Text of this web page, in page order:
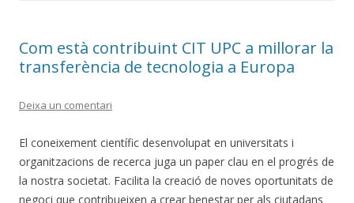
Com està contribuint CIT UPC a millorar la
transferència de tecnologia a Europa
Deixa un comentari
El coneixement científic desenvolupat en universitats i
organitzacions de recerca juga un paper clau en el progrés de
la nostra societat. Facilita la creació de noves oportunitats de
negoci que contribueixen a crear benestar per als ciutadans